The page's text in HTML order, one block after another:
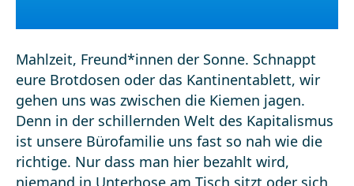
Mahlzeit, Freund*innen der Sonne. Schnappt
eure Brotdosen oder das Kantinentablett, wir
gehen uns was zwischen die Kiemen jagen.
Denn in der schillernden Welt des Kapitalismus
ist unsere Bürofamilie uns fast so nah wie die
richtige. Nur dass man hier bezahlt wird,
niemand in Unterhose am Tisch sitzt oder sich